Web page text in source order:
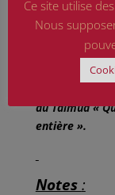
titre de «
titre posthume
d’honneur et
petite-fille.
du Talmud «
entière ».
Notes :
Ce site utilise
Nous